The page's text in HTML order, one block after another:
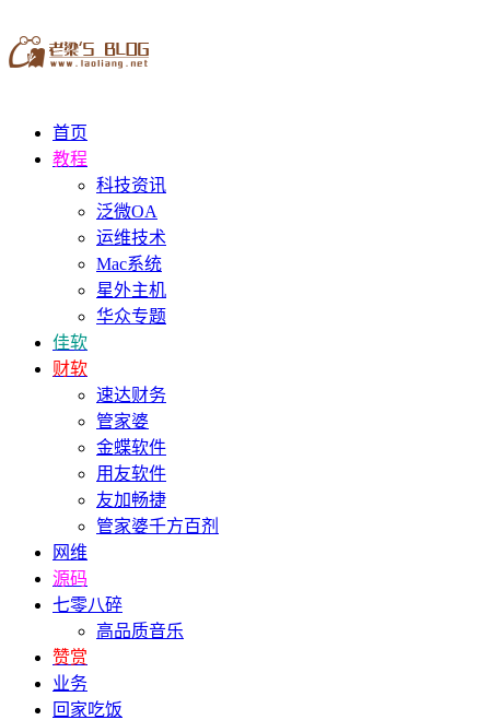
首页
教程
科技资讯
泛微OA
运维技术
Mac系统
星外主机
华众专题
佳软
财软
速达财务
管家婆
金蝶软件
用友软件
友加畅捷
管家婆千方百剂
网维
源码
七零八碎
高品质音乐
赞赏
业务
回家吃饭